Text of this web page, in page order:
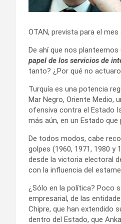
OTAN, prevista para el mes
De ahí que nos
papel de los servicios de
tanto? ¿Por qué no
Turquía es una potencia
Mar Negro, Oriente Medio,
ofensiva contra el Estado
más aún, en un Estado
De todos modos, cabe
golpes (1960, 1971, 1980 y
desde la victoria electoral
con la influencia del
¿Sólo en la política? Poco
empresarial, de las
Chipre, que han extendido
dentro del Estado, que